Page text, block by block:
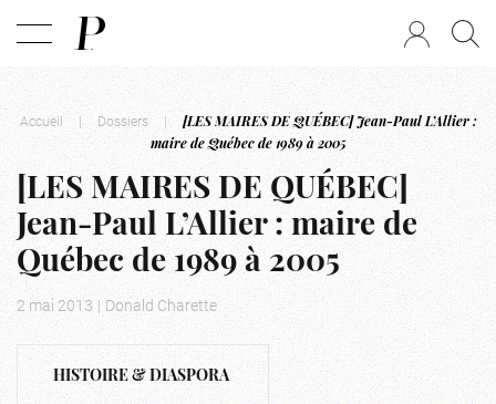
Accueil | Dossiers |
[LES MAIRES DE QUÉBEC] Jean-Paul L’Allier :
maire de Québec de 1989 à 2005
[LES MAIRES DE QUÉBEC]
Jean-Paul L’Allier : maire de
Québec de 1989 à 2005
2 mai 2013 | Donald Charette
HISTOIRE & DIASPORA